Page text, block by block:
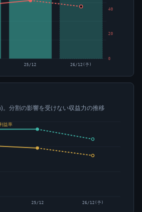
0
20
40
25/12 26/12(予)
。分割の影響を受けない収益力の推移
益率
25/12 26/12(予)